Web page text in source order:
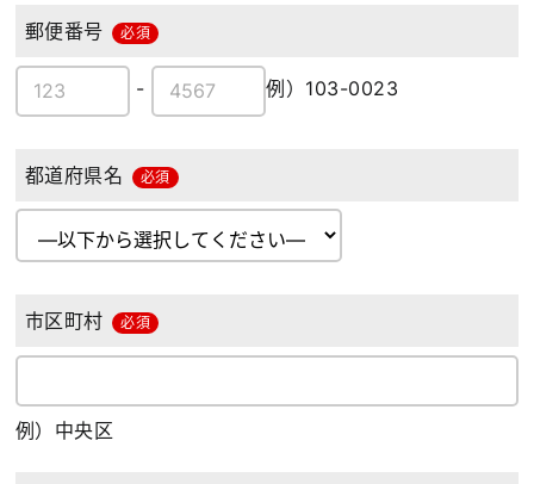
郵便番号 必須
- 例）103-0023
都道府県名 必須
市区町村 必須
例）中央区